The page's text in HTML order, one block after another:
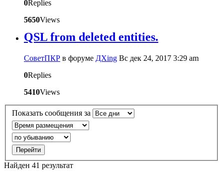
0Replies
5650Views
QSL from deleted entities.
CоветПКР в форуме ДХing Вс дек 24, 2017 3:29 am
0Replies
5410Views
Показать сообщения за
Найден 41 результат